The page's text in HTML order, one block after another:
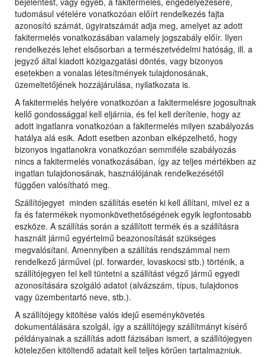
tudomásul vételére vonatkozóan előírt rendelkezés fajta
azonosító számát, ügyiratszámát adja meg, amelyet az adott
fakitermelés vonatkozásában valamely jogszabály előír. Ilyen
rendelkezés lehet elsősorban a természetvédelmi hatóság, ill. a
jegyző által kiadott közigazgatási döntés, vagy bizonyos
esetekben a vonalas létesítmények tulajdonosának,
üzemeltetőjének hozzájárulása, nyilatkozata is.
A fakitermelés helyére vonatkozóan a fakitermelésre jogosultnak
kellő gondossággal kell eljárnia, és fel kell derítenie, hogy az
adott ingatlanra vonatkozóan a fakitermelés milyen szabályozás
hatálya alá esik. Adott esetben azonban elképzelhető, hogy
bizonyos ingatlanokra vonatkozóan semmiféle szabályozás
nincs a fakitermelés vonatkozásában, így az teljes mértékben az
ingatlan tulajdonosának, használójának rendelkezésétől
függően valósítható meg.
Szállítójegyet minden szállítás esetén ki kell állítani, mivel ez a
fa és fatermékek nyomonkövethetőségének egyik legfontosabb
eszköze. A szállítás során a szállított termék és a szállításra
használt jármű egyértelmű beazonosítását szükséges
megvalósítani. Amennyiben a szállítás rendszámmal nem
rendelkező járművel (pl. forwarder, lovaskocsi stb.) történik, a
szállítójegyen fel kell tüntetni a szállítást végző jármű egyedi
azonosítására szolgáló adatot (alvázszám, típus, tulajdonos
vagy üzembentartó neve, stb.).
A szállítójegy kitöltése valós idejű eseménykövetés
dokumentálására szolgál, így a szállítójegy szállítmányt kísérő
példányainak a szállítás adott fázisában ismert, a szállítójegyen
kötelezően kitöltendő adatait kell teljes körűen tartalmazniuk.